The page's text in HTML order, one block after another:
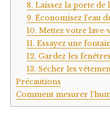
8. Laissez la porte de
9. Économisez l’eau
10. Mettez votre
11. Essayez une
12. Gardez les
13. Sécher les
Précautions
Comment mesurer